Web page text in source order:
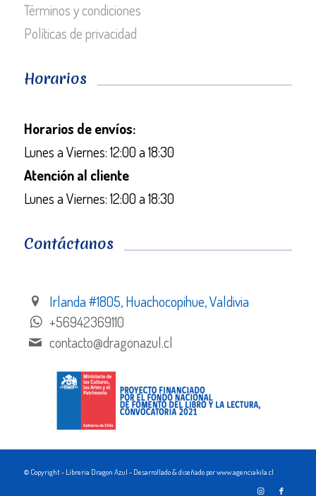
Términos y condiciones
Políticas de privacidad
Horarios
Horarios de envíos:
Lunes a Viernes: 12:00 a 18:30
Atención al cliente
Lunes a Viernes: 12:00 a 18:30
Contáctanos
Irlanda #1805, Huachocopihue, Valdivia
+56942369110
contacto@dragonazul.cl
© Copyright - Libreria Dragon Azul - Desarrollado & diseñado por www.agenciakila.cl